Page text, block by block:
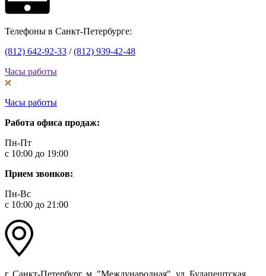
Телефоны в Санкт-Петербурге:
(812) 642-92-33 /(812) 939-42-48
Часы работы
Часы работы
Работа офиса продаж:
Пн-Пт
с 10:00 до 19:00
Прием звонков:
Пн-Вс
с 10:00 до 21:00
г. Санкт-Петербург, м. "Международная", ул. Будапештская